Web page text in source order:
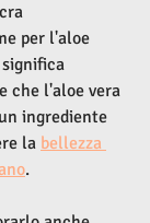
per l'aloe
che l'aloe vera
ingrediente
la bellezza
.